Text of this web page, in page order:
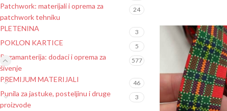
Patchwork: materijali i oprema za
patchwork tehniku
24
PLETENINA 3
POKLON KARTICE 5
Pozamanterija: dodaci i oprema za
šivenje
577
PREMIJUM MATERIJALI 46
Punila za jastuke, posteljinu i druge
proizvode
3